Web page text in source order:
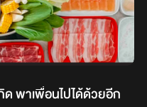
พาเพื่อนไปได้ด้วยอีก